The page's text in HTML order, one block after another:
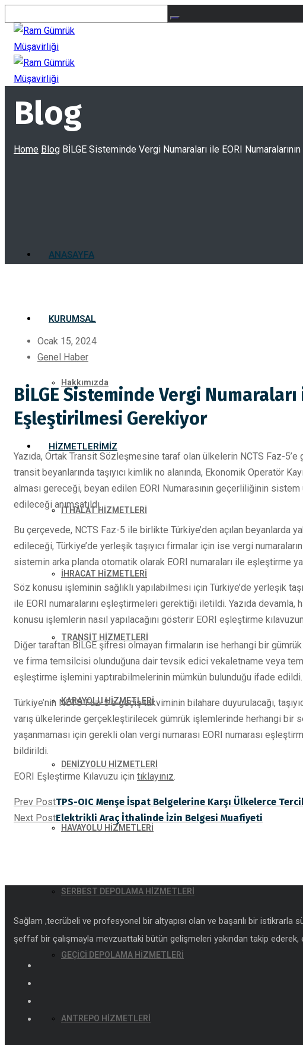
ANASAYFA
KURUMSAL
Hakkımızda
HIZMETLERIMIZ
İTHALAT HİZMETLERİ
İHRACAT HİZMETLERİ
TRANSİT HİZMETLERİ
KARAYOLU HİZMETLERİ
DENİZYOLU HİZMETLERİ
HAVAYOLU HİZMETLERİ
SERBEST DEPOLAMA HİZMETLERİ
GEÇİCİ DEPOLAMA HİZMETLERİ
ANTREPO HİZMETLERİ
Blog
Home Blog BİLGE Sisteminde Vergi Numaraları ile EORI
Ocak 15, 2024
Genel Haber
BİLGE Sisteminde Vergi Numaraları
Eşleştirilmesi Gerekiyor
Yazıda, Ortak Transit Sözleşmesine taraf olan ülkelerin NCTS Faz-
transit beyanlarında taşıyıcı kimlik no alanında, Ekonomik Operatör
alması gereceği, beyan edilen EORI Numarasının geçerliliğinin
edileceği anımsatıldı.
Bu çerçevede, NCTS Faz-5 ile birlikte Türkiye’den açılan beyanlarda
edileceği, Türkiye’de yerleşik taşıyıcı firmalar için ise vergi
sistemin arka planda otomatik olarak EORI numaraları ile eşleştirme
Söz konusu işleminin sağlıklı yapılabilmesi için Türkiye’de yerleşik
ile EORI numaralarını eşleştirmeleri gerektiği iletildi. Yazıda
konusu işlemlerin nasıl yapılacağını gösterir EORI eşleştirme
Diğer taraftan BİLGE şifresi olmayan firmaların ise herhangi bir
ve firma temsilcisi olunduğuna dair tevsik edici vekaletname veya
eşleştirme işlemini yaptırabilmelerinin mümkün bulunduğu ifade edildi.
Türkiye’nin NCTS Faz-5’e geçiş takviminin bilahare duyurulacağı,
varış ülkelerinde gerçekleştirilecek gümrük işlemlerinde herhangi bir
yaşanmaması için gerekli olan vergi numarası EORI numarası
bildirildi.
EORI Eşleştirme Kılavuzu için tıklayınız.
Prev PostTPS-OIC Menşe İspat Belgelerine Karşı Ülkelerce
Next PostElektrikli Araç İthalinde İzin Belgesi Muafiyeti
Sağlam ,tecrübeli ve profesyonel bir altyapısı olan ve başarılı bir
şeffaf bir çalışmayla mevzuattaki bütün gelişmeleri yakından takip